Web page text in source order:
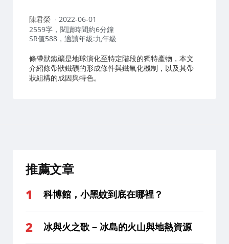
作
者：
陳君榮
2022-06-01
2559字，閱讀時間約6分鐘
SR值588，適讀年級:九年級
條帶狀鐵礦是地球演化至特定階段的獨特產物，本文
介紹條帶狀鐵礦的形成條件與鐵氧化機制，以及其帶
狀組構的成因與特色。
推薦文章
科博館，小黑蚊到底在哪裡？
冰與火之歌 – 冰島的火山與地熱資源